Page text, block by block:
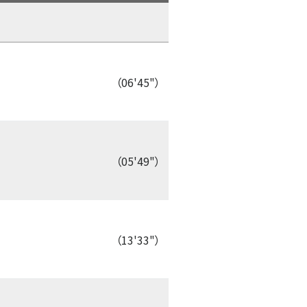
（06'45"）
（05'49"）
（13'33"）